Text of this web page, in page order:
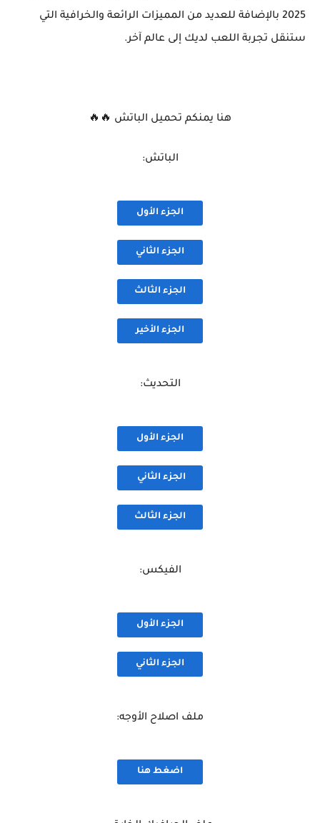
2025 بالإضافة للعديد من المميزات الرائعة والخرافية التي
ستنقل تجربة اللعب لديك إلى عالم آخر.
هنا يمنكم تحميل الباتش 🔥🔥
الباتش:
الجزء الأول
الجزء الثاني
الجزء الثالث
الجزء الأخير
التحديث:
الجزء الأول
الجزء الثاني
الجزء الثالث
الفيكس:
الجزء الأول
الجزء الثاني
ملف اصلاح الأوجه:
اضغط هنا